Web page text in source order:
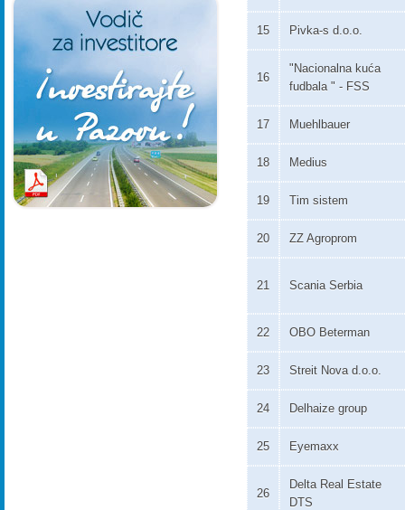
15 Pivka-s d.o.o.
16
"Nacionalna kuća
fudbala " - FSS
17 Muehlbauer
18 Medius
19 Tim sistem
20 ZZ Agroprom
21 Scania Serbia
22 OBO Beterman
23 Streit Nova d.o.o.
24 Delhaize group
25 Eyemaxx
26
Delta Real Estate
DTS